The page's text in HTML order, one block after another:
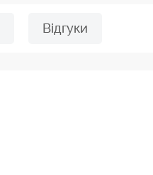
Відгуки